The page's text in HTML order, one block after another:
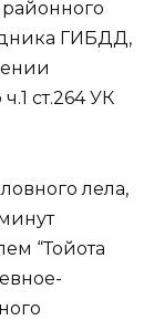
ГИБДД,
ст.264 УК
лела,
“Тойота